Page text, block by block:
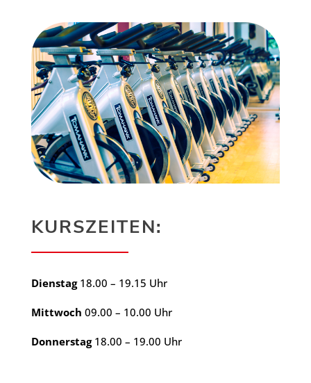
KURSZEITEN:
Dienstag18.00 – 19.15 Uhr
Mittwoch 09.00 – 10.00 Uhr
Donnerstag18.00 – 19.00 Uhr